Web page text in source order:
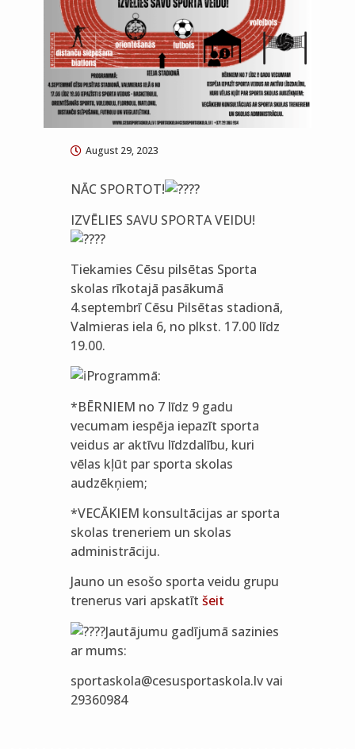
August 29, 2023
NĀC SPORTOT!
IZVĒLIES SAVU SPORTA VEIDU!
Tiekamies Cēsu pilsētas Sporta
skolas rīkotajā pasākumā
4.septembrī Cēsu Pilsētas stadionā,
Valmieras iela 6, no plkst. 17.00 līdz
19.00.
Programmā:
*BĒRNIEM no 7 līdz 9 gadu
vecumam iespēja iepazīt sporta
veidus ar aktīvu līdzdalību, kuri
vēlas kļūt par sporta skolas
audzēkņiem;
*VECĀKIEM konsultācijas ar sporta
skolas treneriem un skolas
administrāciju.
Jauno un esošo sporta veidu grupu
trenerus vari apskatīt šeit
Jautājumu gadījumā sazinies
ar mums:
sportaskola@cesusportaskola.lv vai
29360984